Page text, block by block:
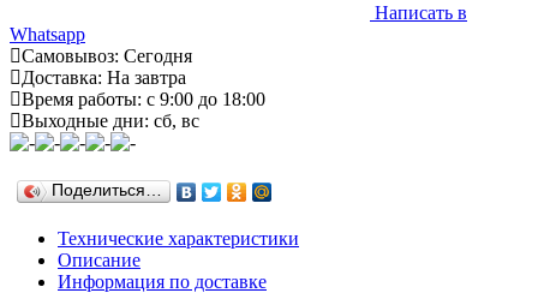
Написать в
Whatsapp
Самовывоз: Сегодня
Доставка: На завтра
Время работы: с 9:00 до 18:00
Выходные дни: сб, вс
Поделиться…
Технические характеристики
Описание
Информация по доставке